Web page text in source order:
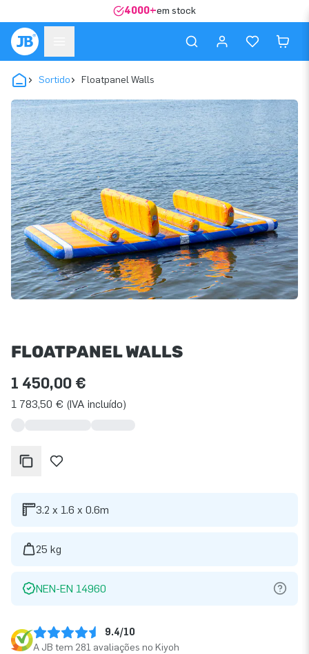
4000+em stock
Sortido Floatpanel Walls
FLOATPANEL WALLS
1 450,00 €
1 783,50 € (IVA incluído)
3.2 x 1.6 x 0.6m
25 kg
NEN-EN 14960
9.4/10
A JB tem 281 avaliações no Kiyoh